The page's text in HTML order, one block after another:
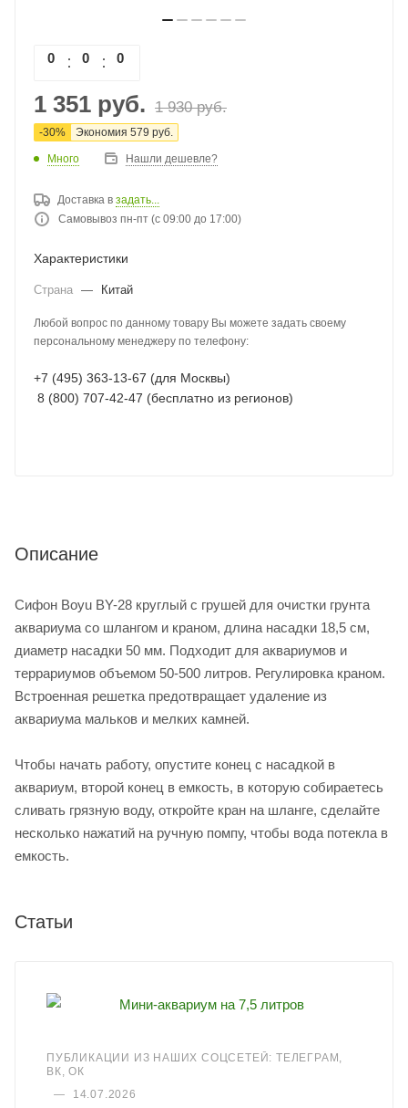
0 0 0
1 351 руб. 1 930руб.
-30% Экономия 579 руб.
Много Нашли дешевле?
Доставка в задать...
Самовывоз пн-пт (с 09:00 до 17:00)
Характеристики
Страна — Китай
Любой вопрос по данному товару Вы можете задать своему
персональному менеджеру по телефону:
+7 (495) 363-13-67 (для Москвы)
8 (800) 707-42-47 (бесплатно из регионов)
Описание
Сифон Boyu BY-28 круглый с грушей для очистки грунта
аквариума со шлангом и краном, длина насадки 18,5 см,
диаметр насадки 50 мм. Подходит для аквариумов и
террариумов объемом 50-500 литров. Регулировка краном.
Встроенная решетка предотвращает удаление из
аквариума мальков и мелких камней.
Чтобы начать работу, опустите конец с насадкой в
аквариум, второй конец в емкость, в которую собираетесь
сливать грязную воду, откройте кран на шланге, сделайте
несколько нажатий на ручную помпу, чтобы вода потекла в
емкость.
Статьи
ПУБЛИКАЦИИ ИЗ НАШИХ СОЦСЕТЕЙ: ТЕЛЕГРАМ,
ВК, ОК
—
14.07.2026